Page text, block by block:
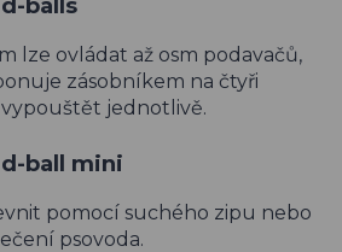
balls
lze ovládat až osm podavačů,
zásobníkem na čtyři
jednotlivě.
ball mini
pomocí suchého zipu nebo
psovoda.